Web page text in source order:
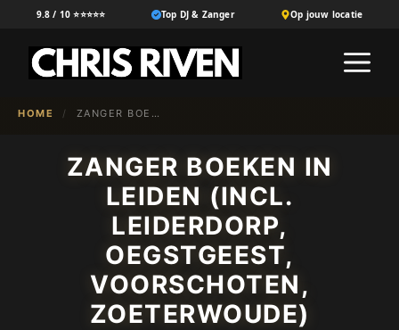
9.8 / 10 ⭐⭐⭐⭐⭐ Top DJ & Zanger Op jouw locatie
HOME / ZANGER BOEKEN IN {NL-100}
ZANGER BOEKEN IN
LEIDEN (INCL.
LEIDERDORP,
OEGSTGEEST,
VOORSCHOTEN,
ZOETERWOUDE)